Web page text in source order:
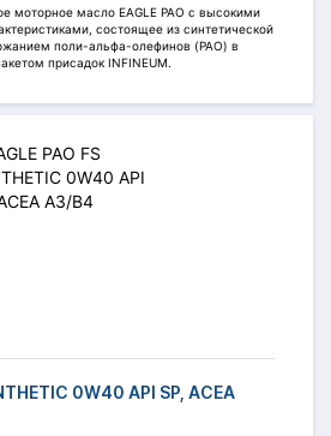
моторное масло EAGLE PAO c высокими
состоящее из синтетической
поли-альфа-олефинов (PAO) в
присадок INFINEUM.
0W40 API SP, ACEA